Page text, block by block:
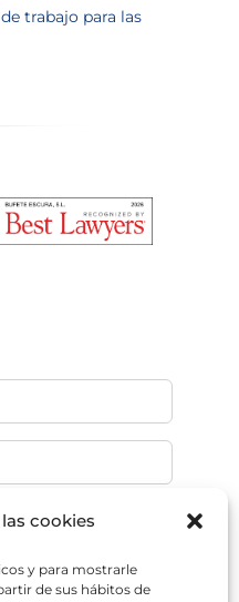
cookies
y para mostrarle
de sus hábitos de
trabajo para las